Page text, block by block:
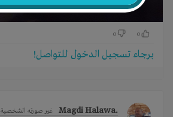
0
0
برجاء تسجيل الدخول للتواصل!
.Magdi Halawa غير صورته الشخصية